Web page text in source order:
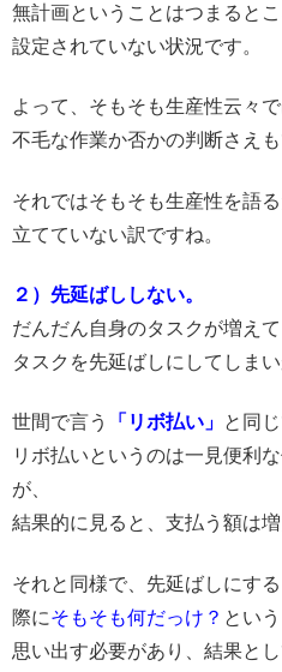
無計画ということはつまると
設定されていない状況です。
よって、そもそも生産性云々で
不毛な作業か否かの判断さえも
それではそもそも生産性を語
立てていない訳ですね。
２）先延ばししない。
だんだん自身のタスクが増え
タスクを先延ばしにしてしまい
世間で言う 「リボ払い」 と同じ
リボ払いというのは一見便利
が、
結果的に見ると、支払う額は増
それと同様で、先延ばしにす
際にそもそも何だっけ？ とい
思い出す必要があり、結果と